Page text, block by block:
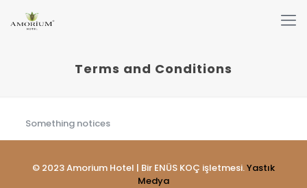
Terms and Conditions
Something notices
© 2023 Amorium Hotel | Bir ENÜS KOÇ işletmesi.Yastık
Medya